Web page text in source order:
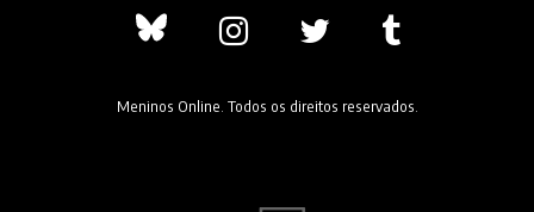
Meninos Online. Todos os direitos reservados.